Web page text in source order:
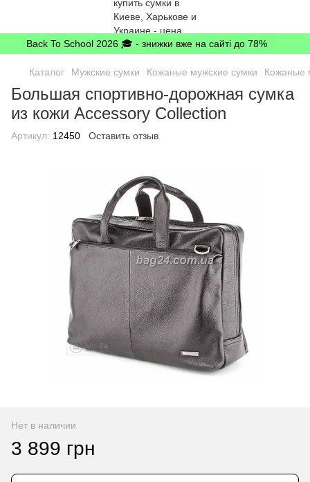
Back To School 2026 🎓 - знижки вже на сайті до 78%
Каталог Мужские сумки Кожаные мужские сумки Кожаные
Большая спортивно-дорожная сумка
из кожи Accessory Collection
Артикул: 12450 Оставить отзыв
Нет в наличии
3 899 грн